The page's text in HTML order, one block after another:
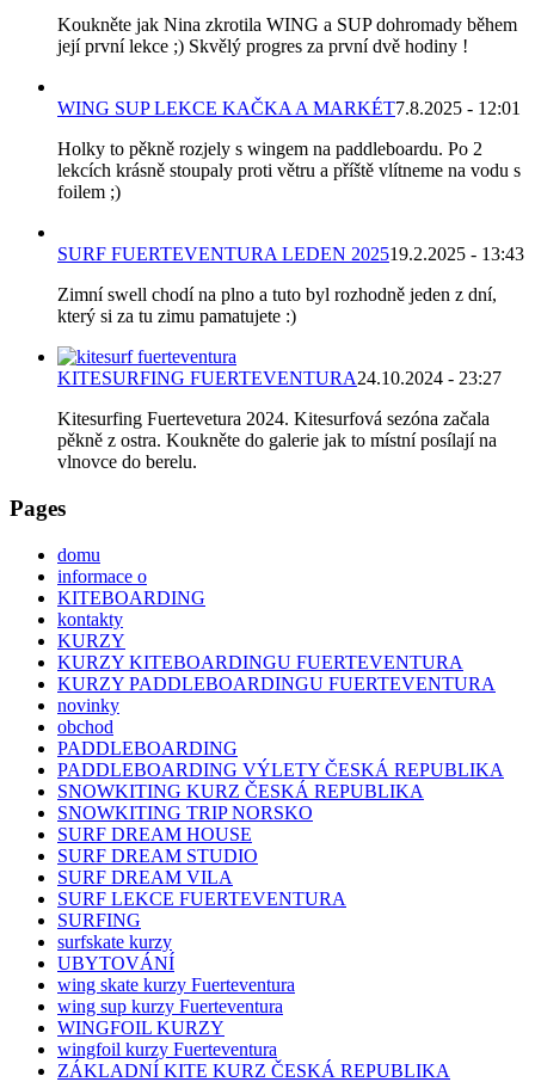
Koukněte jak Nina zkrotila WING a SUP dohromady během
její první lekce ;) Skvělý progres za první dvě hodiny !
WING SUP LEKCE KAČKA A MARKÉT7.8.2025 - 12:01
Holky to pěkně rozjely s wingem na paddleboardu. Po 2
lekcích krásně stoupaly proti větru a příště vlítneme na vodu s
foilem ;)
SURF FUERTEVENTURA LEDEN 202519.2.2025 - 13:43
Zimní swell chodí na plno a tuto byl rozhodně jeden z dní,
který si za tu zimu pamatujete :)
KITESURFING FUERTEVENTURA24.10.2024 - 23:27
Kitesurfing Fuertevetura 2024. Kitesurfová sezóna začala
pěkně z ostra. Koukněte do galerie jak to místní posílají na
vlnovce do berelu.
Pages
domu
informace o
KITEBOARDING
kontakty
KURZY
KURZY KITEBOARDINGU FUERTEVENTURA
KURZY PADDLEBOARDINGU FUERTEVENTURA
novinky
obchod
PADDLEBOARDING
PADDLEBOARDING VÝLETY ČESKÁ REPUBLIKA
SNOWKITING KURZ ČESKÁ REPUBLIKA
SNOWKITING TRIP NORSKO
SURF DREAM HOUSE
SURF DREAM STUDIO
SURF DREAM VILA
SURF LEKCE FUERTEVENTURA
SURFING
surfskate kurzy
UBYTOVÁNÍ
wing skate kurzy Fuerteventura
wing sup kurzy Fuerteventura
WINGFOIL KURZY
wingfoil kurzy Fuerteventura
ZÁKLADNÍ KITE KURZ ČESKÁ REPUBLIKA